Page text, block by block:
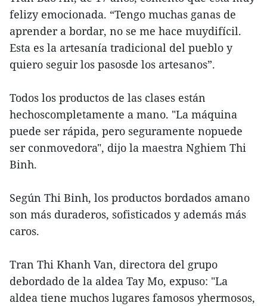
felizy emocionada. “Tengo muchas ganas de
aprender a bordar, no se me hace muydifícil.
Esta es la artesanía tradicional del pueblo y
quiero seguir los pasosde los artesanos”.
Todos los productos de las clases están
hechoscompletamente a mano. "La máquina
puede ser rápida, pero seguramente nopuede
ser conmovedora", dijo la maestra Nghiem Thi
Binh.
Según Thi Binh, los productos bordados amano
son más duraderos, sofisticados y además más
caros.
Tran Thi Khanh Van, directora del grupo
debordado de la aldea Tay Mo, expuso: "La
aldea tiene muchos lugares famosos yhermosos,